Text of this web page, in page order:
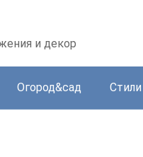
и декор
Огород&сад Стили